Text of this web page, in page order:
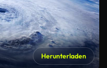
Herunterladen